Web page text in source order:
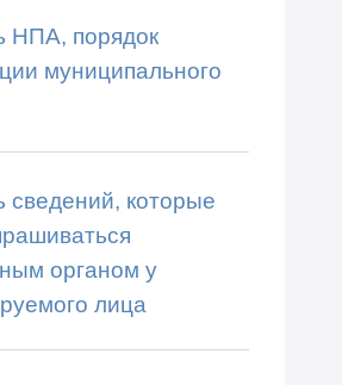
НПА, порядок
муниципального
сведений, которые
органом у
лица